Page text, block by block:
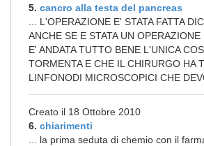
5. cancro alla testa del pancreas
... L'OPERAZIONE E' STATA FATTA
ANCHE SE E STATA UN
E' ANDATA TUTTO BENE L'UNICA
TORMENTA E CHE IL CHIRURGO HA
LINFONODI MICROSCOPICI CHE
Creato il 18 Ottobre 2010
6. chiarimenti
... la prima seduta di chemio con il